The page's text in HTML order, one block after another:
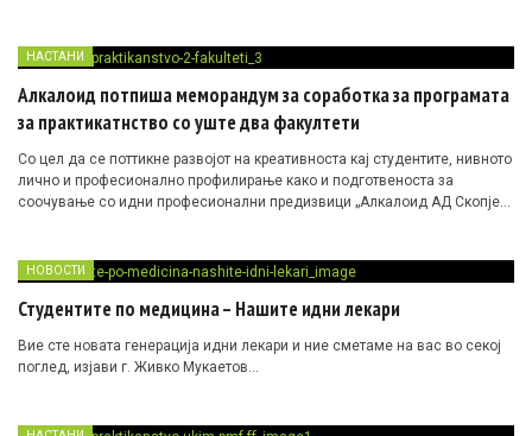
НАСТАНИ
Алкалоид потпиша меморандум за соработка за програмата
за практикатнство со уште два факултети
Со цел да се поттикне развојот на креативноста кај студентите, нивното
лично и професионално профилирање како и подготвеноста за
соочување со идни професионални предизвици „Алкалоид АД Скопје“
Скопје – медицинскиот и технолошко-металуршкиот факултет.
Практикантството во „Алкалоид АД Скопје“ е заеднички проект на
компанијата, Универзитетот и студентите, кои ја претставуваат идната
НОВОСТИ
Студентите по медицина – Нашите идни лекари
Вие сте новата генерација идни лекари и ние сметаме на вас во секој
поглед, изјави г. Живко Мукаетов…